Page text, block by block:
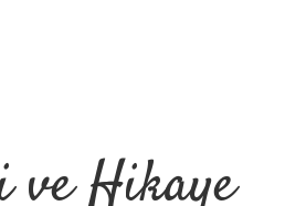
ve Hikaye